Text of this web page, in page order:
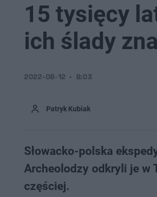
15 tysięcy
ich ślady
Patryk Kubiak
2022-08-12 8:03
Słowacko-polska
Archeolodzy odkryli je w
częściej.